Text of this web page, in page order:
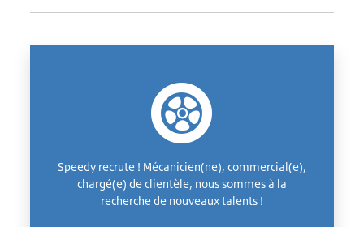
Speedy recrute ! Mécanicien(ne), commercial(e),
chargé(e) de clientèle, nous sommes à la
recherche de nouveaux talents !